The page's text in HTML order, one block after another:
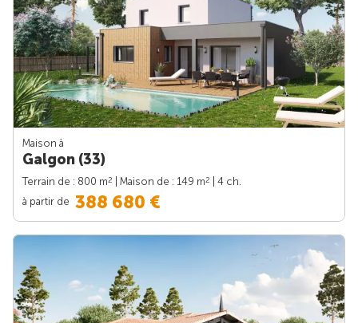
Maison à
Galgon (33)
Terrain de : 800 m2 | Maison de : 149 m2
| 4 ch.
à partir de 388 680 €